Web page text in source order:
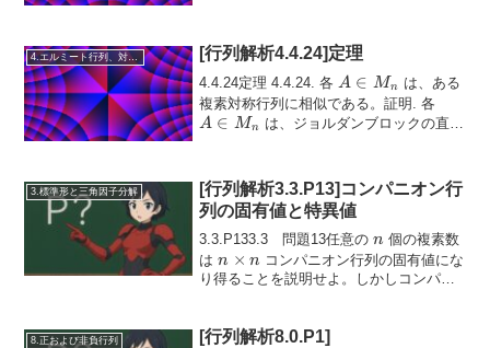
4.エルミート行列、対称行列、合同行列 [行列解析4.4.24]定理
4.4.24定理 4.4.24. 各 A
\in
M_n
A ∈ Mn
は、ある
複素対称行列に相似である。証明. 各
\in
A ∈ Mn
は、ジョルダンブロックの直和
3.標準形と三角因子分解
[行列解析3.3.P13]コンパニオン行
列の固有値と特異値
3.3.P133.3 問題13任意のn
n 個の複素数
はn\times
n
n × n コンパニオン行列の固有値にな
り得ることを説明せよ。しかしコンパニ
8.正および非負行列 [行列解析8.0.P1]